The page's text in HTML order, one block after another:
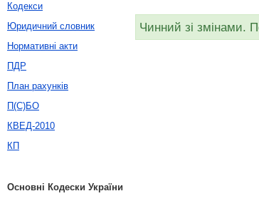
Чинний зі змінами.
Кодекси
Юридичний словник
Нормативні акти
ПДР
План рахунків
П(С)БО
КВЕД-2010
КП
Основні Кодески України